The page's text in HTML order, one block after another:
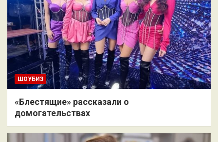
ШОУБИЗ
«Блестящие» рассказали о
домогательствах